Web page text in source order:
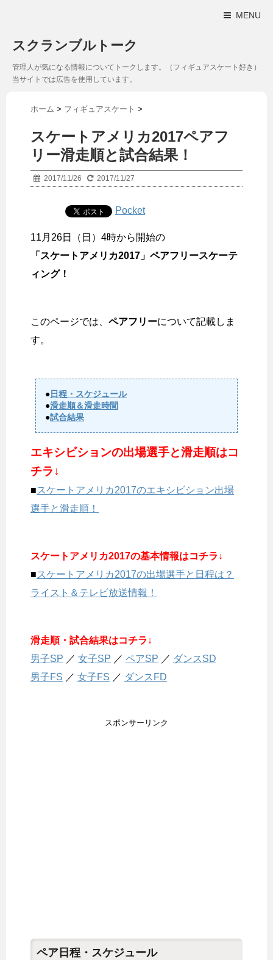
MENU
スクランブルトーク
管理人が気になる情報についてトークします。（フィギュアスケート好き）
当サイトでは広告を使用しています。
ホーム > フィギュアスケート >
スケートアメリカ2017ペアフ
リー滑走順と試合結果！
2017/11/26 2017/11/27
Pocket
11月26日（日）4時から開始の
「スケートアメリカ2017」ペアフリースケーテ
ィング！
このページでは、 ペアフリーについて記載しま
す。
●日程・スケジュール
●滑走順＆滑走時間
●試合結果
エキシビションの出場選手と滑走順はコ
チラ↓
■スケートアメリカ2017のエキシビション出場
選手と滑走順！
スケートアメリカ2017の基本情報はコチラ↓
■スケートアメリカ2017の出場選手と日程は？
ライスト＆テレビ放送情報！
滑走順・試合結果はコチラ↓
男子SP ／ 女子SP ／ ペアSP ／ ダンスSD
男子FS ／ 女子FS ／ ダンスFD
スポンサーリンク
ペア日程・スケジュール